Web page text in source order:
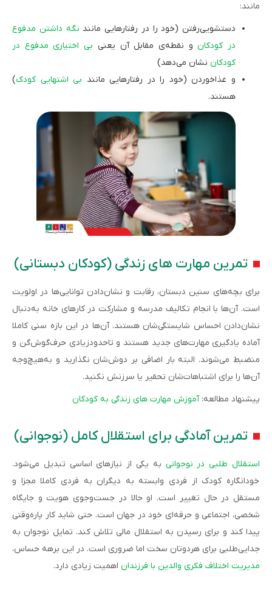
مانند:
دستشویی‌رفتن (خود را در رفتارهایی مانند نگه داشتن مدفوع
در کودکان و نقطه‌ی مقابل آن یعنی بی اختیاری مدفوع در
کودکان نشان می‌دهد)
و غذاخوردن (خود را در رفتارهایی مانند بی اشتهایی کودک)
هستند.
تمرین مهارت های زندگی (کودکان دبستانی)
برای بچه‌های سنین دبستان، رقابت و نشان‌دادن توانایی‌ها در اولویت
است. آن‌ها با انجام تکالیف مدرسه و مشارکت در کارهای خانه به‌دنبال
نشان‌دادن احساس شایستگی‌شان هستند. آن‌ها در این بازه سنی کاملا
آماده یادگیری مهارت‌های جدید هستند و تاحدود‌زیادی حرف‌گوش‌گن و
منضبط می‌شوند. البته بار اضافی بر دوش‌شان نگذارید و به‌هیچ‌وجه
آن‌ها را برای اشتباهات‌شان تحقیر یا سرزنش نکنید.
پیشنهاد مطالعه:آموزش مهارت های زندگی به کودکان
تمرین آمادگی برای استقلال کامل (نوجوانی)
استقلال طلبی در نوجوانی به یکی از نیازهای اساسی تبدیل می‌شود.
خودانگاره کودک از فردی وابسته به دیگران به‌ فردی کاملا مجزا و
مستقل در حال تغییر است. او حالا در جست‌وجوی هویت و جایگاه
شخصی، اجتماعی و حرفه‌ای خود در جهان است. حتی شاید کار پاره‌وقتی
پیدا کند و برای رسیدن به استقلال مالی تلاش کند. تمایل نوجوان به
جدایی‌طلبی برای هردوتان سخت اما ضروری است. در این برهه حساس،
مدیریت اختلاف فکری والدین با فرزندان اهمیت زیادی دارد.